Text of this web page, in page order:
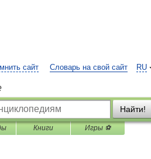
RU
сайт Словарь на свой сайт
Найти!
Книги Игры ⚽